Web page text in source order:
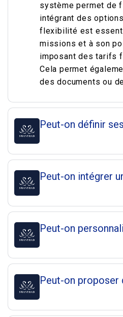
système permet de
intégrant des
flexibilité est
missions et à son
imposant des tarifs
Cela permet
des documents ou
Peut-on définir
Peut-on intégrer
Peut-on
Peut-on proposer